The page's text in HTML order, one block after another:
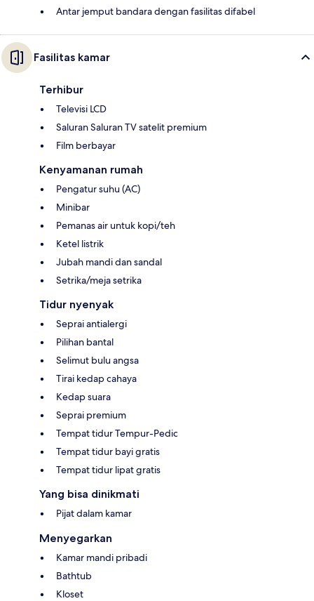
Antar jemput bandara dengan fasilitas difabel
Fasilitas kamar
Terhibur
Televisi LCD
Saluran Saluran TV satelit premium
Film berbayar
Kenyamanan rumah
Pengatur suhu (AC)
Minibar
Pemanas air untuk kopi/teh
Ketel listrik
Jubah mandi dan sandal
Setrika/meja setrika
Tidur nyenyak
Seprai antialergi
Pilihan bantal
Selimut bulu angsa
Tirai kedap cahaya
Kedap suara
Seprai premium
Tempat tidur Tempur-Pedic
Tempat tidur bayi gratis
Tempat tidur lipat gratis
Yang bisa dinikmati
Pijat dalam kamar
Menyegarkan
Kamar mandi pribadi
Bathtub
Kloset